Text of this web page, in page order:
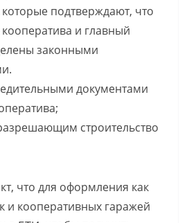
подтверждают, что
и главный
законными
документами
строительство
что для оформления как
и кооперативных гаражей